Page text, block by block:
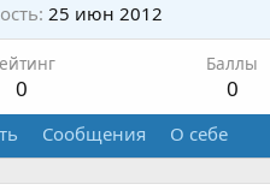
25 июн 2012
0
Баллы
0
Сообщения О себе